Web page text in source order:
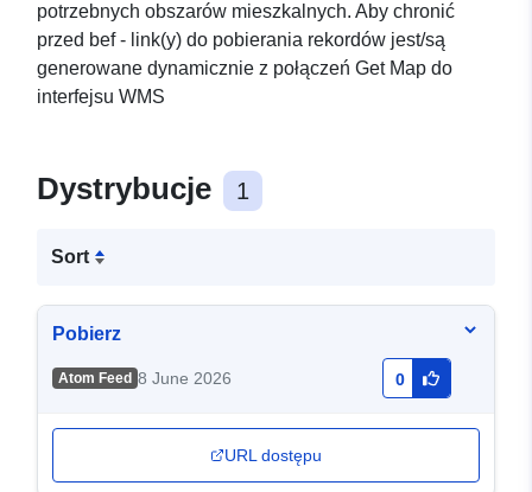
potrzebnych obszarów mieszkalnych. Aby chronić
przed bef - link(y) do pobierania rekordów jest/są
generowane dynamicznie z połączeń Get Map do
interfejsu WMS
Dystrybucje 1
Sort
Pobierz
Atom Feed 8 June 2026 0
URL dostępu